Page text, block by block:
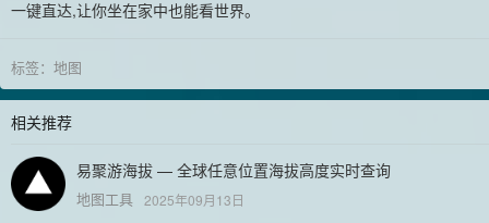
一键直达,让你坐在家中也能看世界。
标签： 地图
相关推荐
易聚游海拔 — 全球任意位置海拔高度实时查询
地图工具 2025年09月13日